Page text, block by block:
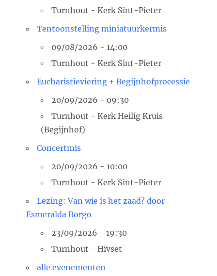
Turnhout - Kerk Sint-Pieter
Tentoonstelling miniatuurkermis
09/08/2026 - 14:00
Turnhout - Kerk Sint-Pieter
Eucharistieviering + Begijnhofprocessie
20/09/2026 - 09:30
Turnhout - Kerk Heilig Kruis
(Begijnhof)
Concertmis
20/09/2026 - 10:00
Turnhout - Kerk Sint-Pieter
Lezing: Van wie is het zaad? door
Esmeralda Borgo
23/09/2026 - 19:30
Turnhout - Hivset
alle evenementen